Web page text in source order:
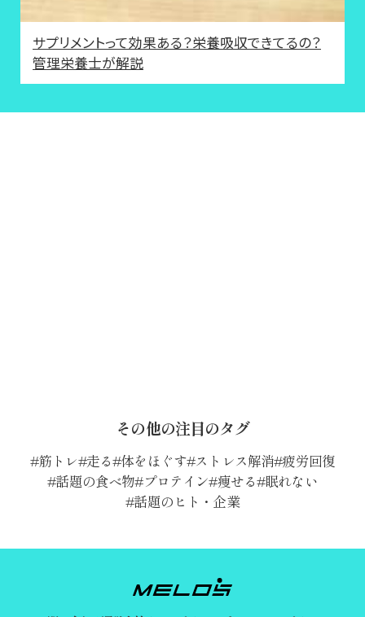
サプリメントって効果ある？栄養吸収できてるの？
管理栄養士が解説
その他の注目のタグ
筋トレ 走る 体をほぐす ストレス解消 疲労回復
話題の食べ物 プロテイン 痩せる 眠れない
話題のヒト・企業